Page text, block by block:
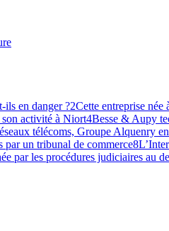
ils en danger ?2Cette entreprise née
son activité à Niort4Besse & Aupy
télécoms, Groupe Alquenry
par un tribunal de commerce8
par les procédures judiciaires au